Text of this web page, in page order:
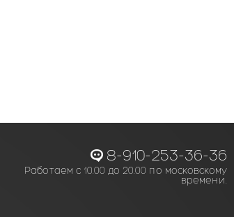
8-910-253-36-36
Работаем с 10.00 до 20.00 по московскому
времени.